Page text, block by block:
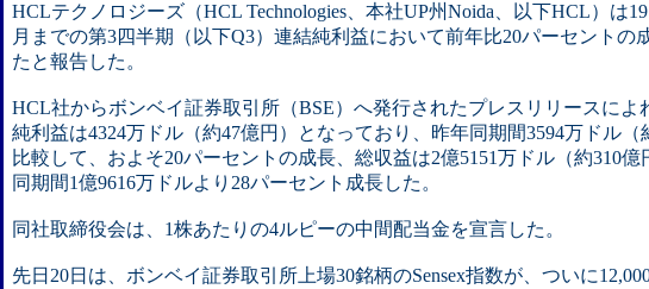
HCLテクノロジーズ（HCL Technologies、本社UP州Noida、以下HCL）は
月までの第3四半期（以下Q3）連結純利益において前年比20パーセントの
たと報告した。
HCL社からボンベイ証券取引所（BSE）へ発行されたプレスリリースによ
純利益は4324万ドル（約47億円）となっており、昨年同期間3594万ドル（
比較して、およそ20パーセントの成長、総収益は2億5151万ドル（約310億
同期間1億9616万ドルより28パーセント成長した。
同社取締役会は、1株あたりの4ルピーの中間配当金を宣言した。
先日20日は、ボンベイ証券取引所上場30銘柄のSensex指数が、ついに